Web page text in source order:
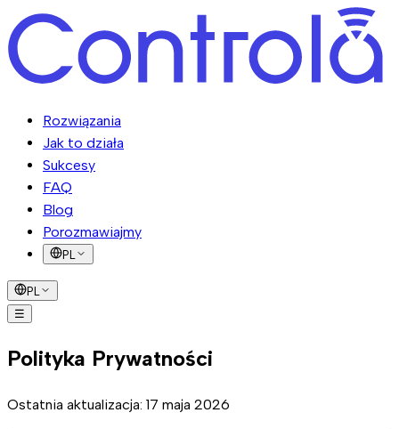
Rozwiązania
Jak to działa
Sukcesy
FAQ
Blog
Porozmawiajmy
PL
PL
☰
Polityka Prywatności
Ostatnia aktualizacja: 17 maja 2026